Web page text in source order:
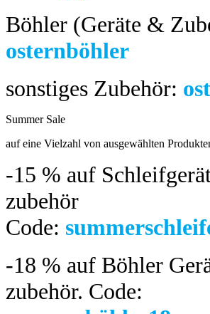
Böhler (Geräte &
osternböhler
sonstiges Zubehör:
Summer Sale
auf eine Vielzahl von ausgewählten
-15 % auf
zubehör
Code:
-18 % auf Böhler
zubehör. Code: